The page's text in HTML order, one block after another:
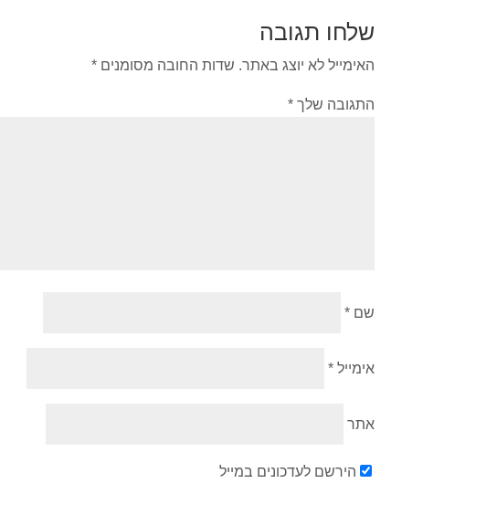
שלחו תגובה
האימייל לא יוצג באתר. שדות החובה מסומנים*
התגובה שלך*
שם*
אימייל*
אתר
הירשם לעדכונים במייל